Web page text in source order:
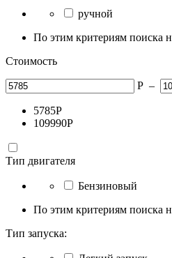
ручной
По этим критериям поиска
Стоимость
Р –
5785Р
109990Р
Тип двигателя
Бензиновый
По этим критериям поиска
Тип запуска: